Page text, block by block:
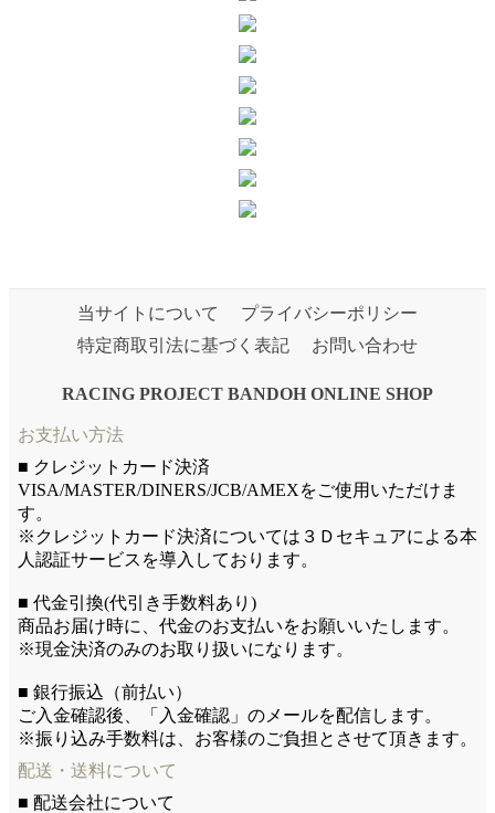
当サイトについて
プライバシーポリシー
特定商取引法に基づく表記
お問い合わせ
RACING PROJECT BANDOH ONLINE SHOP
お支払い方法
■ クレジットカード決済
VISA/MASTER/DINERS/JCB/AMEXをご使用いただけま
す。
※クレジットカード決済については３Ｄセキュアによる本
人認証サービスを導入しております。
■ 代金引換(代引き手数料あり)
商品お届け時に、代金のお支払いをお願いいたします。
※現金決済のみのお取り扱いになります。
■ 銀行振込（前払い）
ご入金確認後、「入金確認」のメールを配信します。
※振り込み手数料は、お客様のご負担とさせて頂きます。
配送・送料について
■ 配送会社について